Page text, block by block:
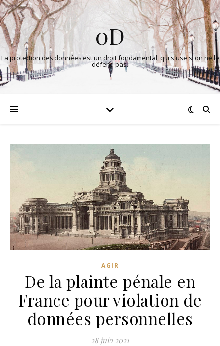
0D
La protection des données est un droit fondamental, qui s'use si on ne le
défend pas.
AGIR
De la plainte pénale en
France pour violation de
données personnelles
28 juin 2021